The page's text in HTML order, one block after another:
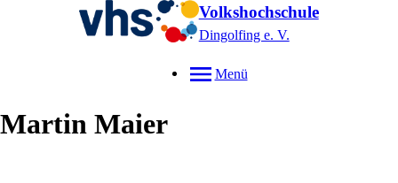
Volkshochschule
Dingolfing e. V.
Menü
Martin Maier